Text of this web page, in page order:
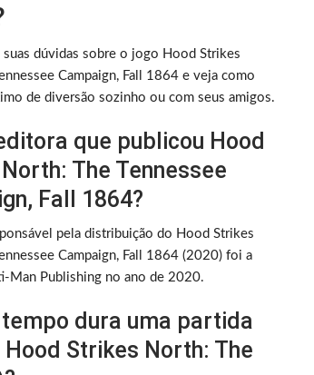
suas dúvidas sobre o jogo Hood Strikes
Campaign, Fall 1864 e veja como
de diversão sozinho ou com seus amigos.
que publicou Hood
The Tennessee
Fall 1864?
pela distribuição do Hood Strikes
Campaign, Fall 1864 (2020) foi a
Man Publishing no ano de 2020.
tempo dura uma partida
Strikes North: The